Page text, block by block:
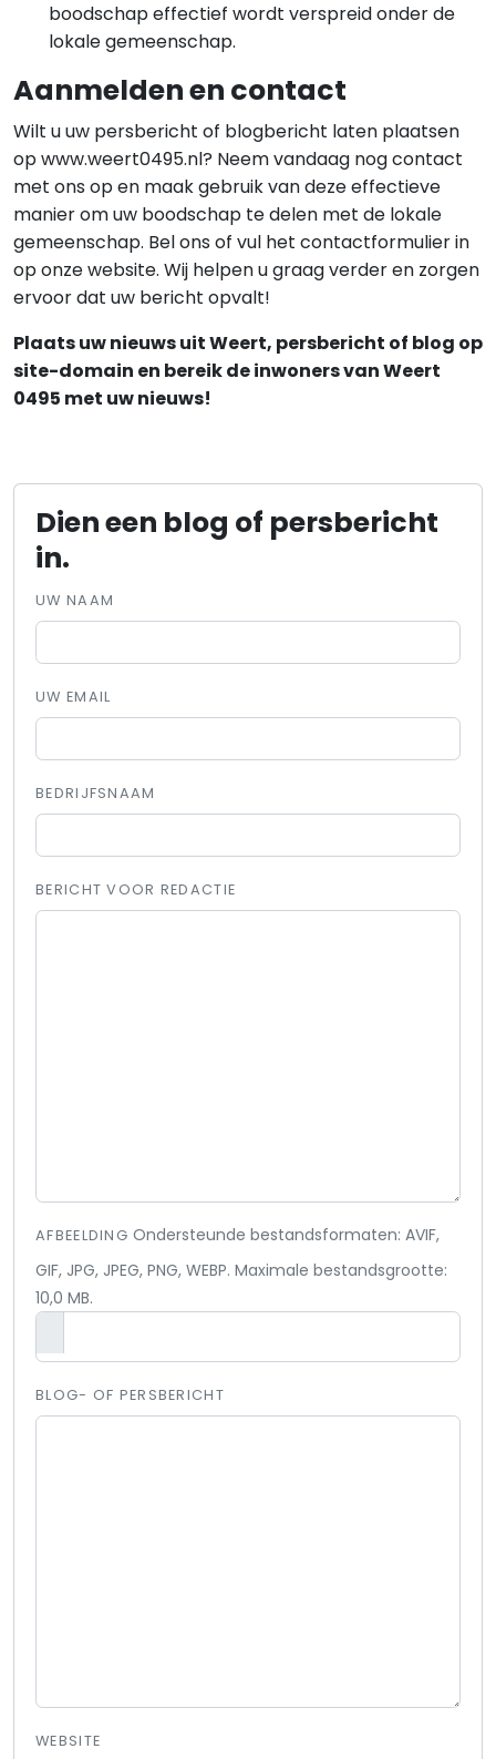
boodschap effectief wordt verspreid onder de
lokale gemeenschap.
Aanmelden en contact
Wilt u uw persbericht of blogbericht laten plaatsen
op www.weert0495.nl? Neem vandaag nog contact
met ons op en maak gebruik van deze effectieve
manier om uw boodschap te delen met de lokale
gemeenschap. Bel ons of vul het contactformulier in
op onze website. Wij helpen u graag verder en zorgen
ervoor dat uw bericht opvalt!
Plaats uw nieuws uit Weert, persbericht of blog op
site-domain en bereik de inwoners van Weert
0495 met uw nieuws!
Dien een blog of persbericht
in.
UW NAAM
UW EMAIL
BEDRIJFSNAAM
BERICHT VOOR REDACTIE
AFBEELDING Ondersteunde bestandsformaten: AVIF,
GIF, JPG, JPEG, PNG, WEBP. Maximale bestandsgrootte:
10,0 MB.
BLOG- OF PERSBERICHT
WEBSITE